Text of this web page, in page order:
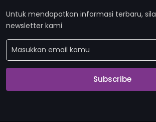
Untuk mendapatkan informasi terbaru,
newsletter kami
Subscribe